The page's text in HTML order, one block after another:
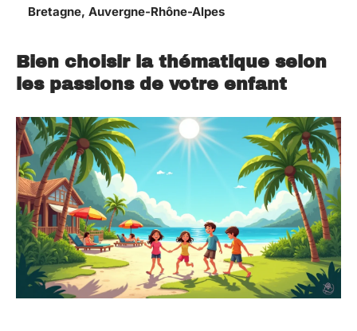
Bretagne, Auvergne-Rhône-Alpes
Bien choisir la thématique selon
les passions de votre enfant